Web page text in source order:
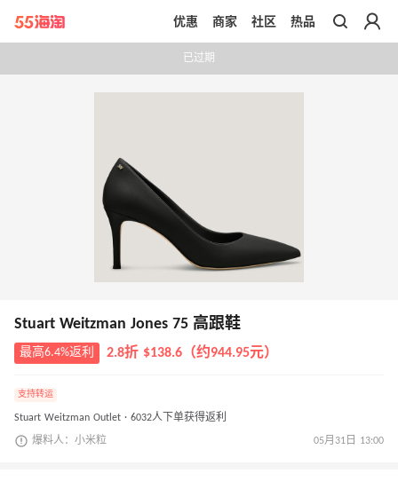
带你去官网买正品
优惠 商家 社区 热品
已过期
Stuart Weitzman Jones 75 高跟鞋
最高6.4%返利 2.8折 $138.6（约944.95元）
支持转运
Stuart Weitzman Outlet · 6032人下单获得返利
爆料人：小米粒 05月31日 13:00